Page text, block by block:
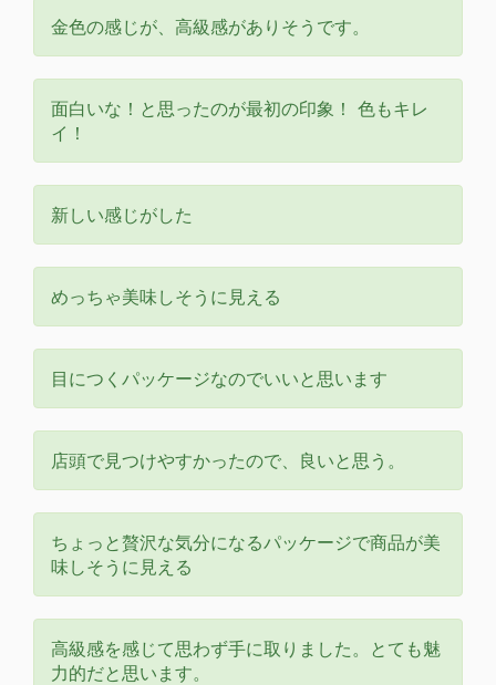
金色の感じが、高級感がありそうです。
面白いな！と思ったのが最初の印象！ 色もキレ
イ！
新しい感じがした
めっちゃ美味しそうに見える
目につくパッケージなのでいいと思います
店頭で見つけやすかったので、良いと思う。
ちょっと贅沢な気分になるパッケージで商品が美
味しそうに見える
高級感を感じて思わず手に取りました。とても魅
力的だと思います。